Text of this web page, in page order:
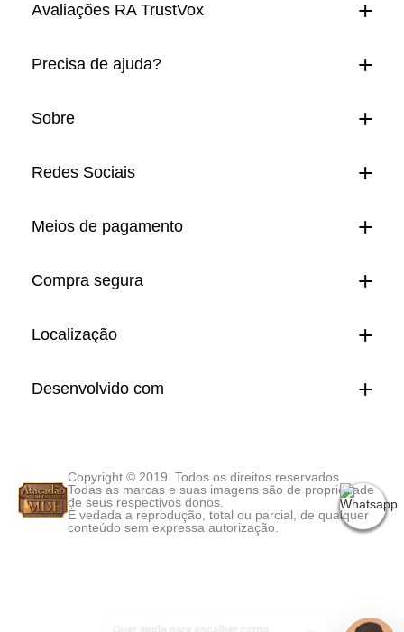
Avaliações RA TrustVox
Precisa de ajuda?
Sobre
Redes Sociais
Meios de pagamento
Compra segura
Localização
Desenvolvido com
Copyright © 2019. Todos os direitos reservados.
Todas as marcas e suas imagens são de propriedade
de seus respectivos donos.
É vedada a reprodução, total ou parcial, de qualquer
conteúdo sem expressa autorização.